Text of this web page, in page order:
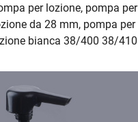
per lozione, pompa per
da 28 mm, pompa per
bianca 38/400 38/410